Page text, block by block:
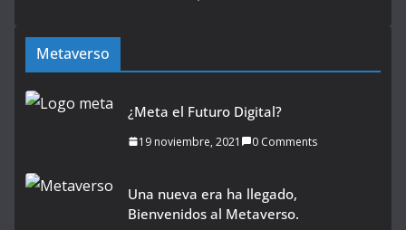
Metaverso
¿Meta el Futuro Digital?
19 noviembre, 2021 0 Comments
Una nueva era ha llegado,
Bienvenidos al Metaverso.